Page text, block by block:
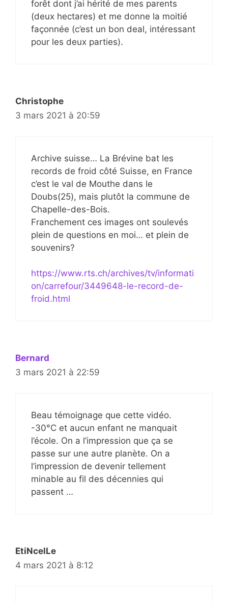
forêt dont j’ai hérité de mes parents
(deux hectares) et me donne la moitié
façonnée (c’est un bon deal, intéressant
pour les deux parties).
Christophe
3 mars 2021 à 20:59
Archive suisse… La Brévine bat les
records de froid côté Suisse, en France
c’est le val de Mouthe dans le
Doubs(25), mais plutôt la commune de
Chapelle-des-Bois.
Franchement ces images ont soulevés
plein de questions en moi… et plein de
souvenirs?
https://www.rts.ch/archives/tv/informati
on/carrefour/3449648-le-record-de-
froid.html
Bernard
3 mars 2021 à 22:59
Beau témoignage que cette vidéo.
-30°C et aucun enfant ne manquait
l’école. On a l’impression que ça se
passe sur une autre planète. On a
l’impression de devenir tellement
minable au fil des décennies qui
passent …
EtiNcelLe
4 mars 2021 à 8:12